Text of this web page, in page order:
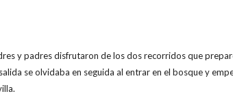
y padres disfrutaron de los dos recorridos que
se olvidaba en seguida al entrar en el bosque y